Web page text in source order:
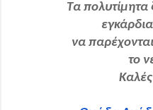
Τα
να
το
Καλές